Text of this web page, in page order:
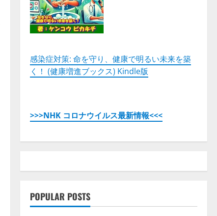
感染症対策: 命を守り、健康で明るい未来を築
く！ (健康増進ブックス) Kindle版
>>>NHK コロナウイルス最新情報<<<
POPULAR POSTS